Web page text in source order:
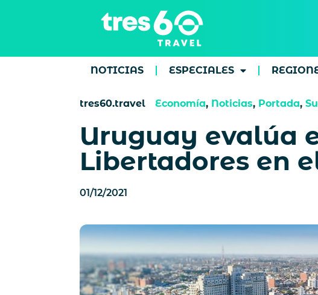
NOTICIAS ESPECIALES
tres60.travel Economía, Noticias, Portada,
Uruguay evalúa
Libertadores en
01/12/2021